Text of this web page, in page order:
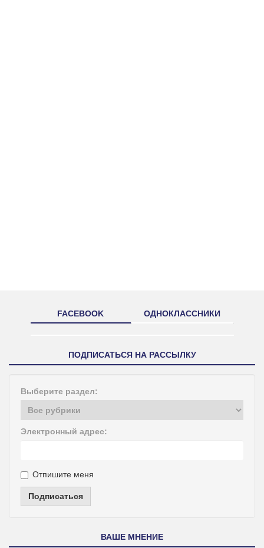
FACEBOOK ОДНОКЛАССНИКИ
ПОДПИСАТЬСЯ НА РАССЫЛКУ
Выберите раздел:
Электронный адрес:
Отпишите меня
Подписаться
ВАШЕ МНЕНИЕ